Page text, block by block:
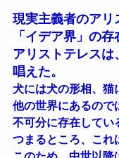
現実主義者のアリ
「イデア界」の
アリストテレスは
唱えた。
犬には犬の形相、猫
他の世界にあるので
不可分に存在してい
つまるところ、これ